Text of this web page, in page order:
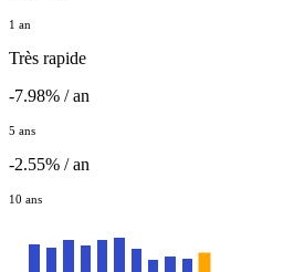
1 an
Très rapide
-7.98% / an
5 ans
-2.55% / an
10 ans